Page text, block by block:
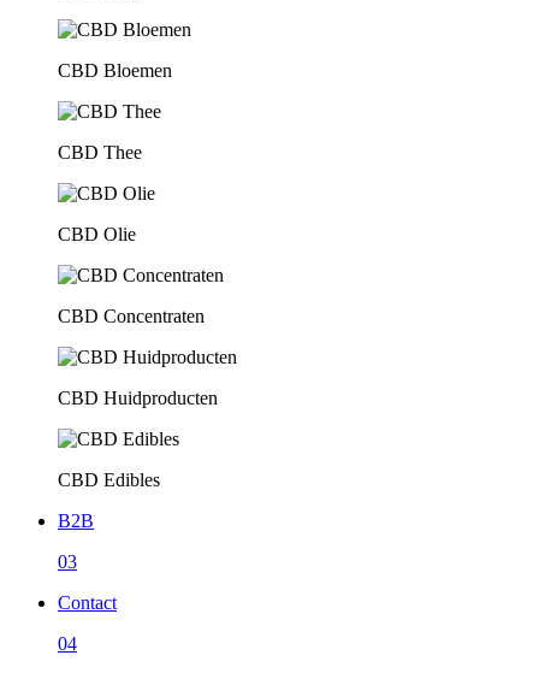
CBD Bloemen
CBD Thee
CBD Olie
CBD Concentraten
CBD Huidproducten
CBD Edibles
B2B
03
Contact
04